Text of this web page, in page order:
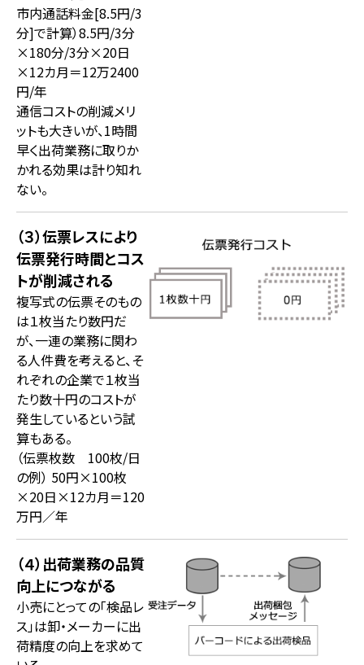
市内通話料金[8.5円/3
分]で計算）8.5円/3分
×180分/3分×20日
×12カ月＝12万2400
円/年
通信コストの削減メリ
ットも大きいが、1時間
早く出荷業務に取りか
かれる効果は計り知れ
ない。
（３）伝票レスにより
伝票発行時間とコス
トが削減される
複写式の伝票そのもの
は１枚当たり数円だ
が、一連の業務に関わ
る人件費を考えると、そ
れぞれの企業で１枚当
たり数十円のコストが
発生しているという試
算もある。
（伝票枚数 100枚/日
の例） 50円×100枚
×20日×12カ月＝120
万円／年
（４）出荷業務の品質
向上につながる
小売にとっての「検品レ
ス」は卸・メーカーに出
荷精度の向上を求めて